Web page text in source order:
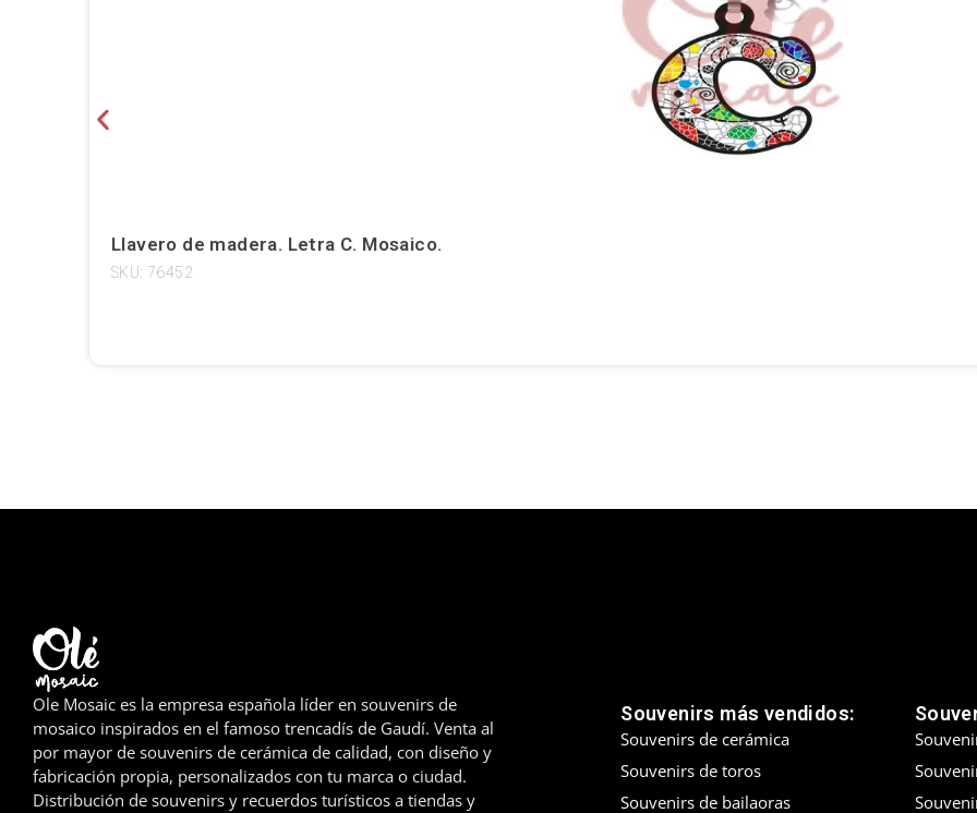
Llavero de madera. Letra C. Mosaico.
SKU: 76452
Ole Mosaic es la empresa española líder en souvenirs de
mosaico inspirados en el famoso trencadís de Gaudí. Venta al
por mayor de souvenirs de cerámica de calidad, con diseño y
fabricación propia, personalizados con tu marca o ciudad.
Distribución de souvenirs y recuerdos turísticos a tiendas y
Souvenirs más vendidos:
Souvenirs de cerámica
Souvenirs de toros
Souvenirs de bailaoras